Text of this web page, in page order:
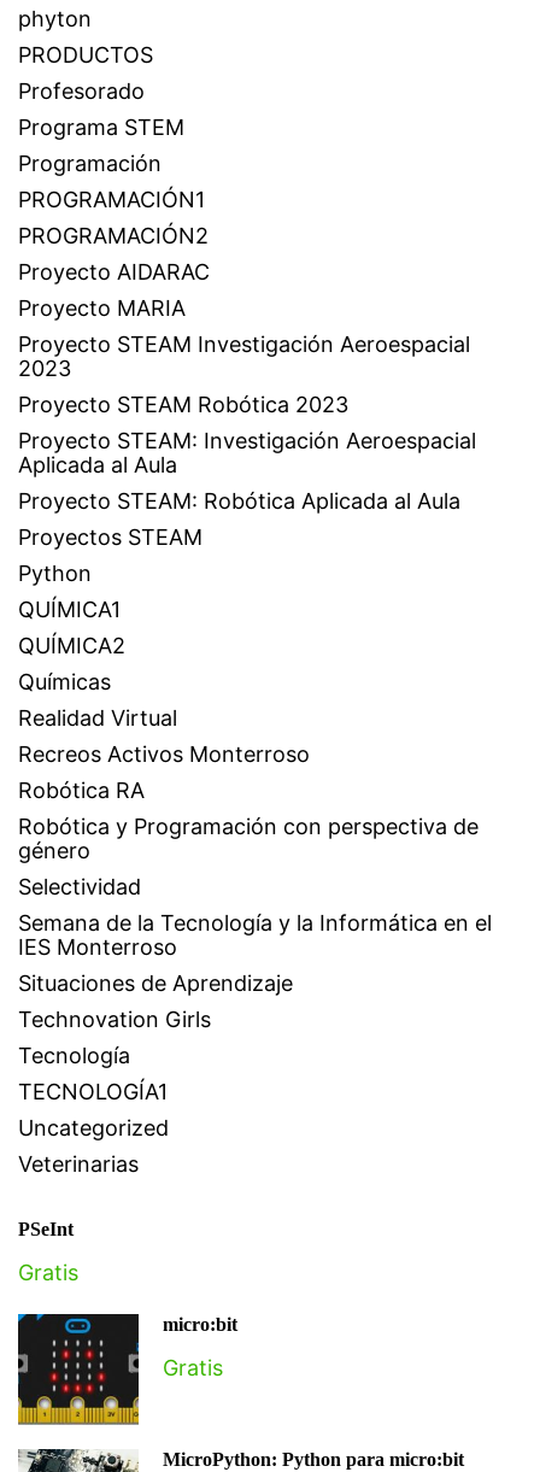
phyton
PRODUCTOS
Profesorado
Programa STEM
Programación
PROGRAMACIÓN1
PROGRAMACIÓN2
Proyecto AIDARAC
Proyecto MARIA
Proyecto STEAM Investigación Aeroespacial
2023
Proyecto STEAM Robótica 2023
Proyecto STEAM: Investigación Aeroespacial
Aplicada al Aula
Proyecto STEAM: Robótica Aplicada al Aula
Proyectos STEAM
Python
QUÍMICA1
QUÍMICA2
Químicas
Realidad Virtual
Recreos Activos Monterroso
Robótica RA
Robótica y Programación con perspectiva de
género
Selectividad
Semana de la Tecnología y la Informática en el
IES Monterroso
Situaciones de Aprendizaje
Technovation Girls
Tecnología
TECNOLOGÍA1
Uncategorized
Veterinarias
PSeInt
Gratis
micro:bit
Gratis
MicroPython: Python para micro:bit